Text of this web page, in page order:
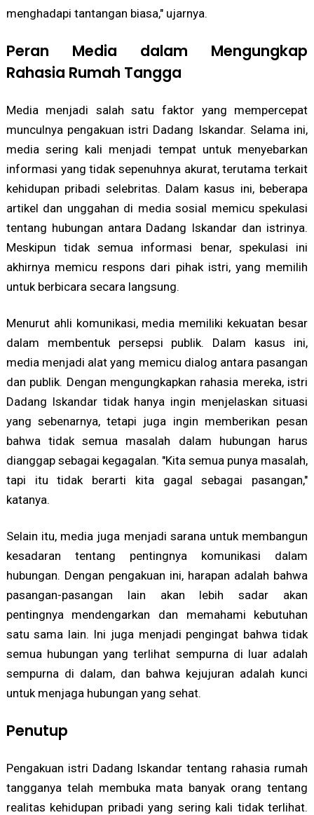
menghadapi tantangan biasa," ujarnya.
Peran Media dalam Mengungkap
Rahasia Rumah Tangga
Media menjadi salah satu faktor yang mempercepat
munculnya pengakuan istri Dadang Iskandar. Selama ini,
media sering kali menjadi tempat untuk menyebarkan
informasi yang tidak sepenuhnya akurat, terutama terkait
kehidupan pribadi selebritas. Dalam kasus ini, beberapa
artikel dan unggahan di media sosial memicu spekulasi
tentang hubungan antara Dadang Iskandar dan istrinya.
Meskipun tidak semua informasi benar, spekulasi ini
akhirnya memicu respons dari pihak istri, yang memilih
untuk berbicara secara langsung.
Menurut ahli komunikasi, media memiliki kekuatan besar
dalam membentuk persepsi publik. Dalam kasus ini,
media menjadi alat yang memicu dialog antara pasangan
dan publik. Dengan mengungkapkan rahasia mereka, istri
Dadang Iskandar tidak hanya ingin menjelaskan situasi
yang sebenarnya, tetapi juga ingin memberikan pesan
bahwa tidak semua masalah dalam hubungan harus
dianggap sebagai kegagalan. "Kita semua punya masalah,
tapi itu tidak berarti kita gagal sebagai pasangan,"
katanya.
Selain itu, media juga menjadi sarana untuk membangun
kesadaran tentang pentingnya komunikasi dalam
hubungan. Dengan pengakuan ini, harapan adalah bahwa
pasangan-pasangan lain akan lebih sadar akan
pentingnya mendengarkan dan memahami kebutuhan
satu sama lain. Ini juga menjadi pengingat bahwa tidak
semua hubungan yang terlihat sempurna di luar adalah
sempurna di dalam, dan bahwa kejujuran adalah kunci
untuk menjaga hubungan yang sehat.
Penutup
Pengakuan istri Dadang Iskandar tentang rahasia rumah
tangganya telah membuka mata banyak orang tentang
realitas kehidupan pribadi yang sering kali tidak terlihat.